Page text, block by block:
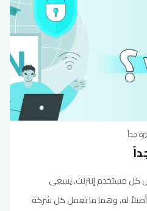
كل مستخدم إنترنت، يسعى
له، وهما ما تعمل كل شركة